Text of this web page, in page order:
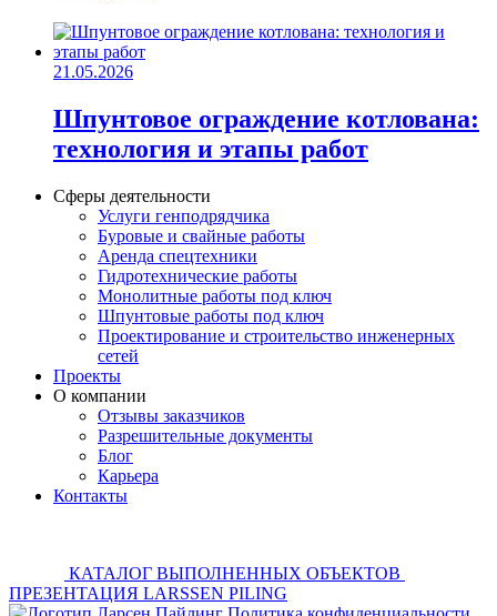
21.05.2026
Шпунтовое ограждение котлована:
технология и этапы работ
Сферы деятельности
Услуги генподрядчика
Буровые и свайные работы
Аренда спецтехники
Гидротехнические работы
Монолитные работы под ключ
Шпунтовые работы под ключ
Проектирование и строительство инженерных
сетей
Проекты
О компании
Отзывы заказчиков
Разрешительные документы
Блог
Карьера
Контакты
КАТАЛОГ ВЫПОЛНЕННЫХ ОБЪЕКТОВ
ПРЕЗЕНТАЦИЯ LARSSEN PILING